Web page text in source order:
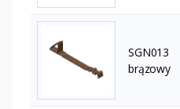
SGN013
brązowy